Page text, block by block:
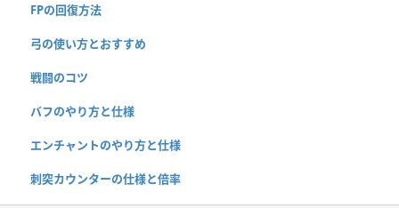
FPの回復方法
弓の使い方とおすすめ
戦闘のコツ
バフのやり方と仕様
エンチャントのやり方と仕様
刺突カウンターの仕様と倍率